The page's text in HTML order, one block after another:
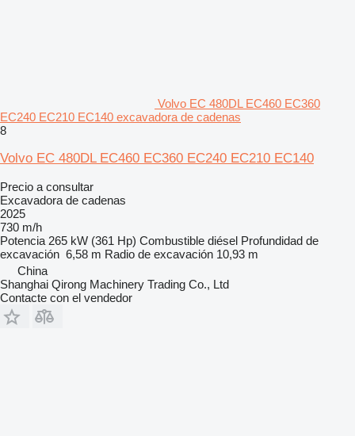
Volvo EC 480DL EC460 EC360
EC240 EC210 EC140 excavadora de cadenas
8
Volvo EC 480DL EC460 EC360 EC240 EC210 EC140
Precio a consultar
Excavadora de cadenas
2025
730 m/h
Potencia 265 kW (361 Hp) Combustible diésel Profundidad de
excavación 6,58 m Radio de excavación 10,93 m
China
Shanghai Qirong Machinery Trading Co., Ltd
Contacte con el vendedor